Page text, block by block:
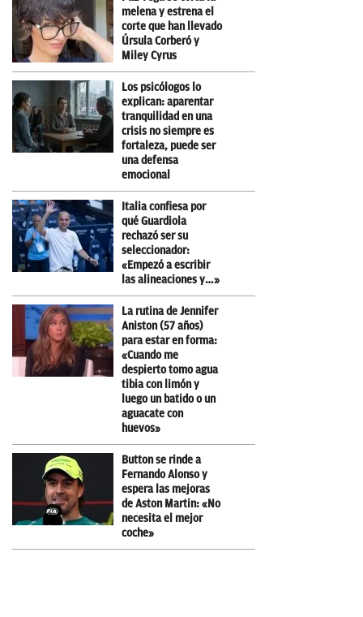
melena y estrena el
corte que han llevado
Úrsula Corberó y
Miley Cyrus
Los psicólogos lo
explican: aparentar
tranquilidad en una
crisis no siempre es
fortaleza, puede ser
una defensa
emocional
Italia confiesa por
qué Guardiola
rechazó ser su
seleccionador:
«Empezó a escribir
las alineaciones y…»
La rutina de Jennifer
Aniston (57 años)
para estar en forma:
«Cuando me
despierto tomo agua
tibia con limón y
luego un batido o un
aguacate con
huevos»
Button se rinde a
Fernando Alonso y
espera las mejoras
de Aston Martin: «No
necesita el mejor
coche»